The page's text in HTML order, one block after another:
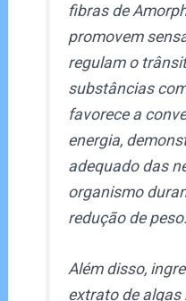
fibras de
promovem
regulam o
substâncias
favorece a
energia,
adequado das
organismo
redução de peso.
Além disso,
extrato de algas